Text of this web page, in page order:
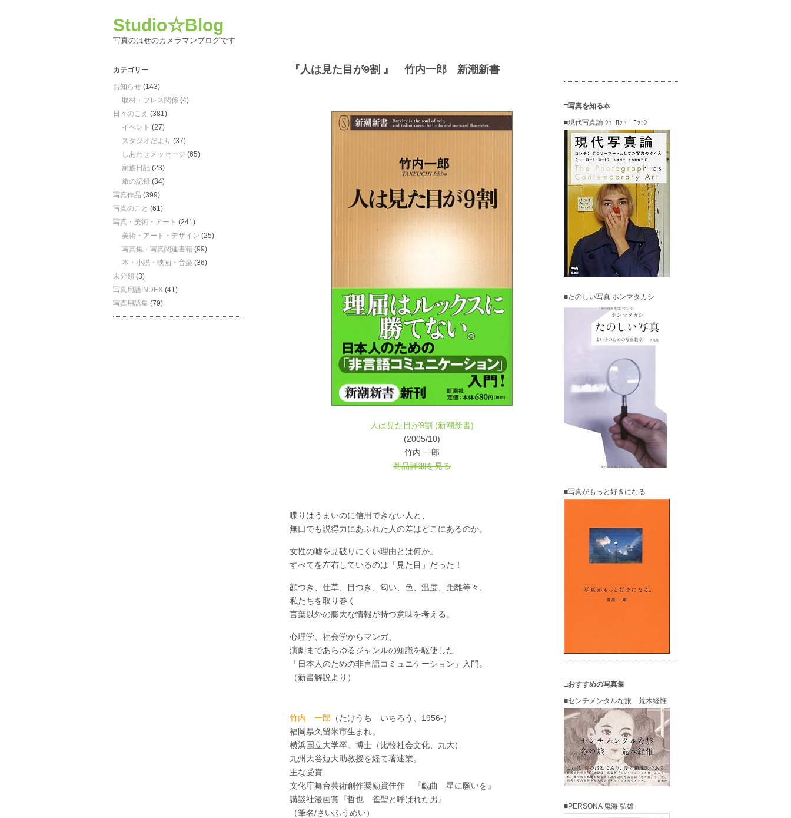
Studio☆Blog
写真のはせのカメラマンブログです
カテゴリー
お知らせ (143)
取材・プレス関係 (4)
日々のこえ (381)
イベント (27)
スタジオだより (37)
しあわせメッセージ (65)
家族日記 (23)
旅の記録 (34)
写真作品 (399)
写真のこと (61)
写真・美術・アート (241)
美術・アート・デザイン (25)
写真集・写真関連書籍 (99)
本・小説・映画・音楽 (36)
未分類 (3)
写真用語INDEX (41)
写真用語集 (79)
『人は見た目が9割 』 竹内一郎 新潮新書
人は見た目が9割 (新潮新書)
(2005/10)
竹内 一郎
商品詳細を見る
喋りはうまいのに信用できない人と、
無口でも説得力にあふれた人の差はどこにあるのか。
女性の嘘を見破りにくい理由とは何か。
すべてを左右しているのは「見た目」だった！
顔つき、仕草、目つき、匂い、色、温度、距離等々、
私たちを取り巻く
言葉以外の膨大な情報が持つ意味を考える。
心理学、社会学からマンガ、
演劇まであらゆるジャンルの知識を駆使した
「日本人のための非言語コミュニケーション」入門。
（新書解説より）
竹内 一郎 （たけうち いちろう、1956-）
福岡県久留米市生まれ。
横浜国立大学卒。博士（比較社会文化、九大）
九州大谷短大助教授を経て著述業。
主な受賞
文化庁舞台芸術創作奨励賞佳作 『戯曲 星に願いを』
講談社漫画賞『哲也 雀聖と呼ばれた男』
（筆名/さいふうめい）
□写真を知る本
■現代写真論 ｼｬｰﾛｯﾄ・ｺｯﾄﾝ
■たのしい写真 ホンマタカシ
■写真がもっと好きになる
□おすすめの写真集
■センチメンタルな旅 荒木経惟
■PERSONA 鬼海 弘雄